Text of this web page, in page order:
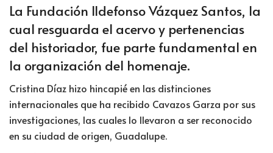
La Fundación Ildefonso Vázquez Santos, la
cual resguarda el acervo y pertenencias
del historiador, fue parte fundamental en
la organización del homenaje.
Cristina Díaz hizo hincapié en las distinciones
internacionales que ha recibido Cavazos Garza por sus
investigaciones, las cuales lo llevaron a ser reconocido
en su ciudad de origen, Guadalupe.